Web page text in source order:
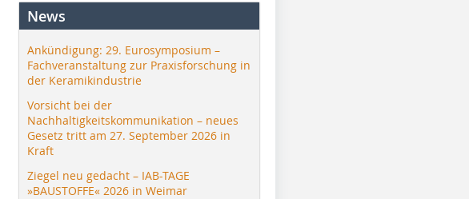
News
Ankündigung: 29. Eurosymposium –
Fachveranstaltung zur Praxisforschung in
der Keramikindustrie
Vorsicht bei der
Nachhaltigkeitskommunikation – neues
Gesetz tritt am 27. September 2026 in
Kraft
Ziegel neu gedacht – IAB-TAGE
»BAUSTOFFE« 2026 in Weimar